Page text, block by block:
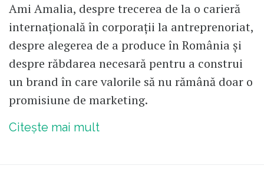
Ami Amalia, despre trecerea de la o carieră
internațională în corporații la antreprenoriat,
despre alegerea de a produce în România și
despre răbdarea necesară pentru a construi
un brand în care valorile să nu rămână doar o
promisiune de marketing.
Citește mai mult